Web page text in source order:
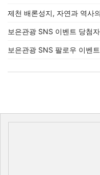
제천 배론성지, 자연과 역사
보은관광 SNS 이벤트 당첨
보은관광 SNS 팔로우 이벤